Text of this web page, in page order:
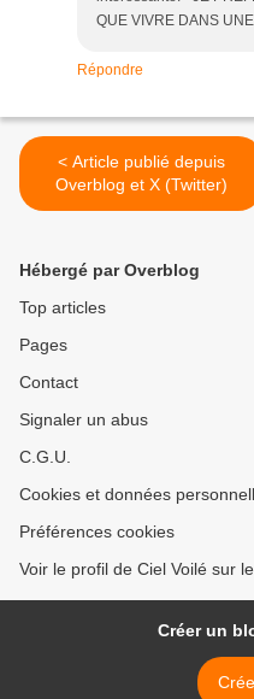
QUE VIVRE DANS
Répondre
< Article publié depuis
Overblog et X (Twitter)
Hébergé par Overblog
Top articles
Pages
Contact
Signaler un abus
C.G.U.
Cookies et données
Préférences cookies
Voir le profil de Ciel Voilé sur
Créer un